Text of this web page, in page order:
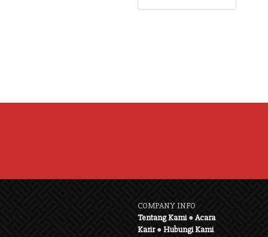
COMPANY INFO
Tentang Kami●Acara
Karir●Hubungi Kami